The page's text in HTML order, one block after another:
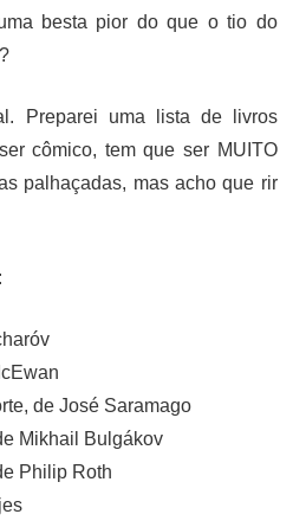
besta pior do que o tio do
Preparei uma lista de livros
cômico, tem que ser MUITO
palhaçadas, mas acho que rir
de José Saramago
Mikhail Bulgákov
Philip Roth